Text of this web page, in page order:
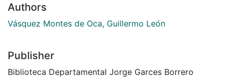
Authors
Vásquez Montes de Oca, Guillermo León
Publisher
Biblioteca Departamental Jorge Garces Borrero